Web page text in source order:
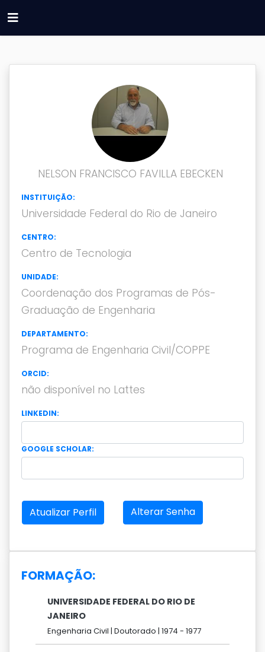
NELSON FRANCISCO FAVILLA EBECKEN
INSTITUIÇÃO:
Universidade Federal do Rio de Janeiro
CENTRO:
Centro de Tecnologia
UNIDADE:
Coordenação dos Programas de Pós-
Graduação de Engenharia
DEPARTAMENTO:
Programa de Engenharia Civil/COPPE
ORCID:
não disponível no Lattes
LINKEDIN:
GOOGLE SCHOLAR:
Atualizar Perfil Alterar Senha
FORMAÇÃO:
UNIVERSIDADE FEDERAL DO RIO DE
JANEIRO
Engenharia Civil | Doutorado | 1974 - 1977